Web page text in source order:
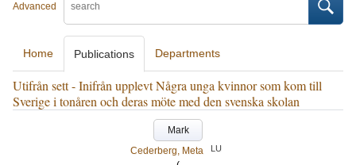
Advanced
Home Publications Departments
Utifrån sett - Inifrån upplevt Några unga kvinnor som kom till
Sverige i tonåren och deras möte med den svenska skolan
Mark
Cederberg, Meta
LU